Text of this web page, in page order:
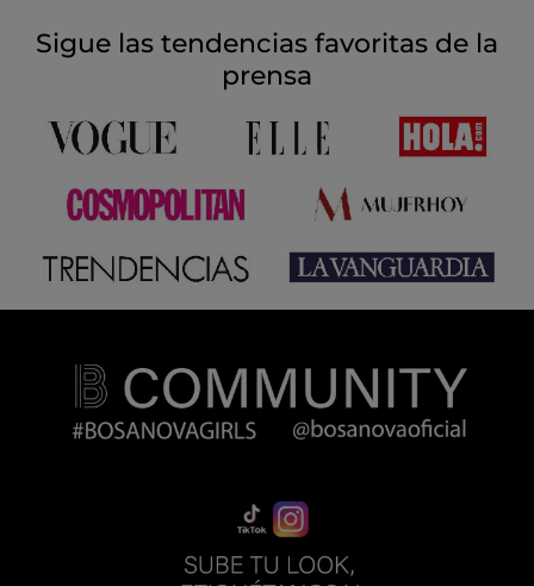
Sigue las tendencias favoritas de la
prensa